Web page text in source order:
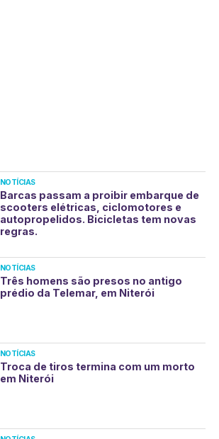
NOTÍCIAS
Barcas passam a proibir embarque de
scooters elétricas, ciclomotores e
autopropelidos. Bicicletas tem novas
regras.
NOTÍCIAS
Três homens são presos no antigo
prédio da Telemar, em Niterói
NOTÍCIAS
Troca de tiros termina com um morto
em Niterói